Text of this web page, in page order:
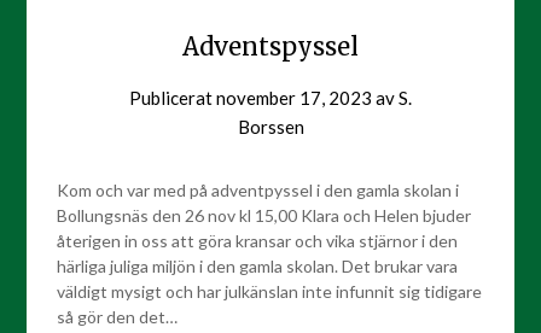
Adventspyssel
Publiceratnovember 17, 2023 avS.
Borssen
Kom och var med på adventpyssel i den gamla skolan i
Bollungsnäs den 26 nov kl 15,00 Klara och Helen bjuder
återigen in oss att göra kransar och vika stjärnor i den
härliga juliga miljön i den gamla skolan. Det brukar vara
väldigt mysigt och har julkänslan inte infunnit sig tidigare
så gör den det…